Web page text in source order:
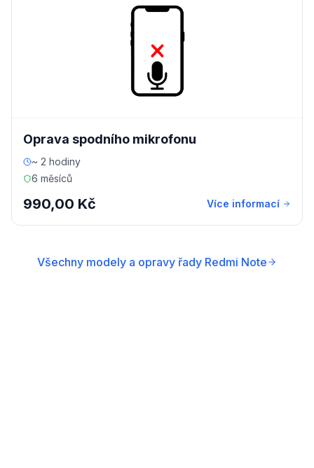
Oprava spodního mikrofonu
~ 2 hodiny
6 měsíců
990,00 Kč Více informací
Všechny modely a opravy řady Redmi Note